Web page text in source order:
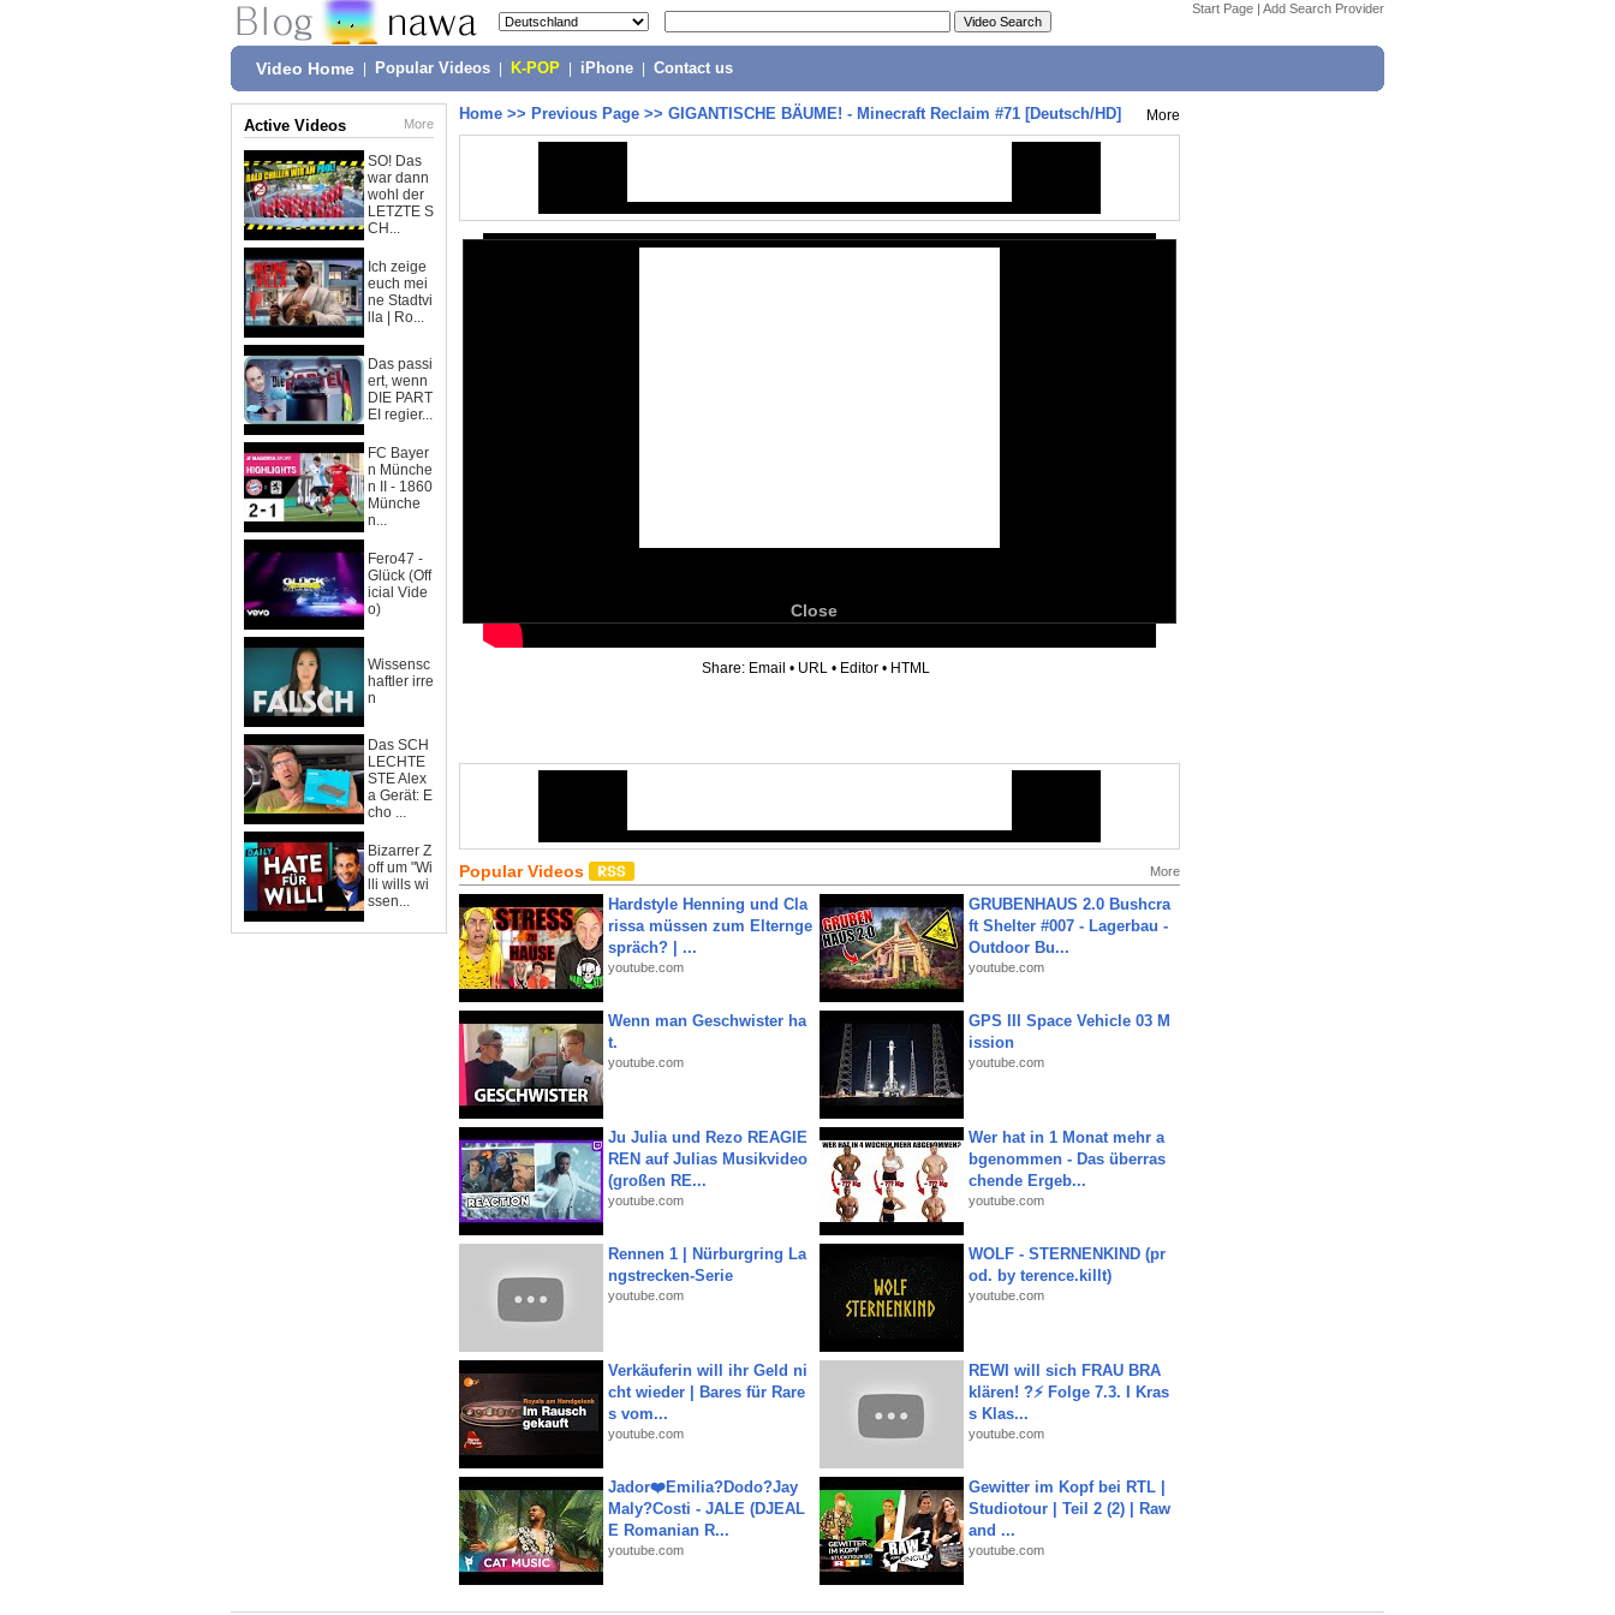
Start Page | Add Search Provider
Video Home Popular Videos K-POP iPhone Contact us
Active Videos More
SO! Das
war dann
wohl der
LETZTE S
CH...
Ich zeige
euch mei
ne Stadtvi
lla | Ro...
Das passi
ert, wenn
DIE PART
EI regier...
FC Bayer
n Münche
n II - 1860
Münche
n...
Fero47 -
Glück (Off
icial Vide
o)
Wissensc
haftler irre
n
Das SCH
LECHTE
STE Alex
a Gerät: E
cho ...
Bizarrer Z
off um "Wi
lli wills wi
ssen...
Home >> Previous Page >> GIGANTISCHE BÄUME! - Minecraft Reclaim #71 [Deutsch/HD] More
Close
Share: Email • URL • Editor • HTML
Popular Videos More
Hardstyle Henning und Cla
rissa müssen zum Elternge
spräch? | ...
youtube.com
GRUBENHAUS 2.0 Bushcra
ft Shelter #007 - Lagerbau -
Outdoor Bu...
youtube.com
Wenn man Geschwister ha
t.
youtube.com
GPS III Space Vehicle 03 M
ission
youtube.com
Ju Julia und Rezo REAGIE
REN auf Julias Musikvideo
(großen RE...
youtube.com
Wer hat in 1 Monat mehr a
bgenommen - Das überras
chende Ergeb...
youtube.com
Rennen 1 | Nürburgring La
ngstrecken-Serie
youtube.com
WOLF - STERNENKIND (pr
od. by terence.killt)
youtube.com
Verkäuferin will ihr Geld ni
cht wieder | Bares für Rare
s vom...
youtube.com
REWI will sich FRAU BRA
klären! ?⚡️ Folge 7.3. I Kras
s Klas...
youtube.com
Jador❤️Emilia?Dodo?Jay
Maly?Costi - JALE (DJEAL
E Romanian R...
youtube.com
Gewitter im Kopf bei RTL |
Studiotour | Teil 2 (2) | Raw
and ...
youtube.com